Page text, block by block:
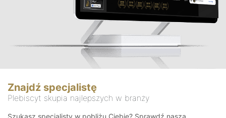
Znajdź specjalistę
Plebiscyt skupia najlepszych w branży
Szukasz specjalisty w pobliżu Ciebie? Sprawdź naszą